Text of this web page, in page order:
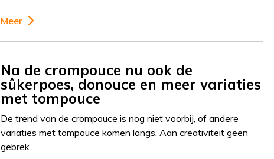
Meer
Na de crompouce nu ook de
sûkerpoes, donouce en meer variaties
met tompouce
De trend van de crompouce is nog niet voorbij, of andere
variaties met tompouce komen langs. Aan creativiteit geen
gebrek…